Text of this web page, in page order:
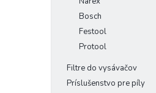
Bosch
Festool
Protool
Filtre do vysávačov
Príslušenstvo pre píly